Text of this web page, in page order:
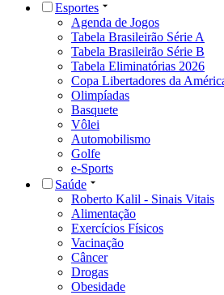
Esportes
Agenda de Jogos
Tabela Brasileirão Série A
Tabela Brasileirão Série B
Tabela Eliminatórias 2026
Copa Libertadores da
Olimpíadas
Basquete
Vôlei
Automobilismo
Golfe
e-Sports
Saúde
Roberto Kalil - Sinais Vitais
Alimentação
Exercícios Físicos
Vacinação
Câncer
Drogas
Obesidade